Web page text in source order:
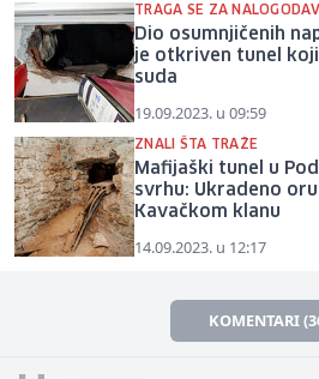
TRAGA SE ZA
Dio osumnjičenih
je otkriven tunel
suda
19.09.2023. u 09:59
ZNALI ŠTA TRAŽE
Mafijaški tunel u
svrhu: Ukradeno
Kavačkom klanu
14.09.2023. u 12:17
KOMENTARI